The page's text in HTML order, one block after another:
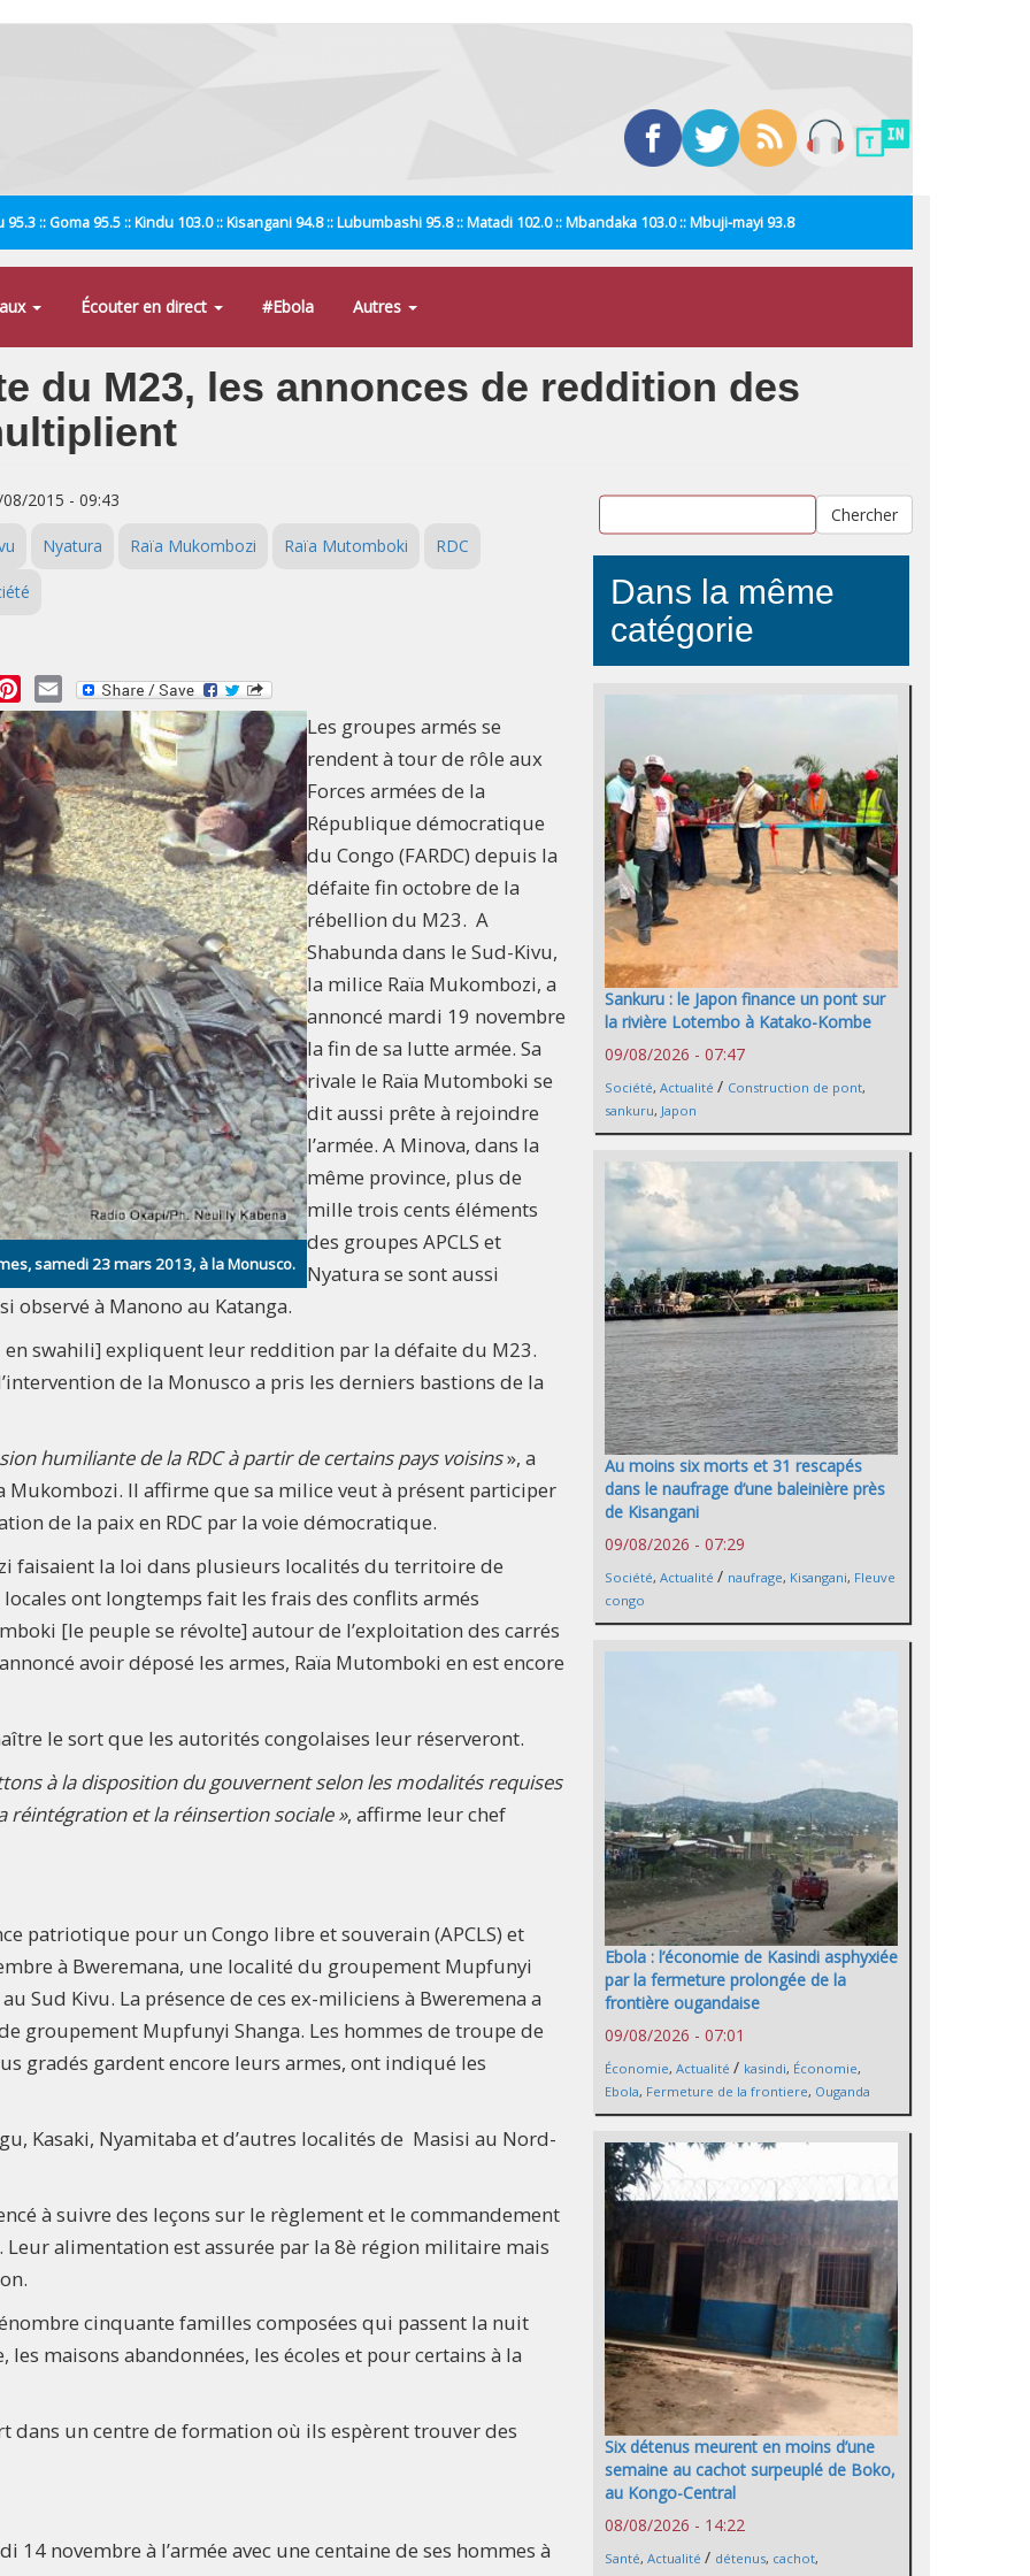
:: Goma 95.5 :: Kindu 103.0 :: Kisangani 94.8 :: Lubumbashi 95.8 :: Matadi 102.0 :: Mbandaka 103.0 :: Mbuji-mayi 93.8
Écouter en direct #Ebola Autres
du M23, les annonces de reddition des
2015 - 09:43
Nyatura Raïa Mukombozi Raïa Mutomboki RDC
Pinterest
Email
samedi 23 mars 2013, à la Monusco.
Les groupes armés se
rendent à tour de rôle aux
Forces armées de la
République démocratique
du Congo (FARDC) depuis la
défaite fin octobre de la
rébellion du M23. A
Shabunda dans le Sud-Kivu,
la milice Raïa Mukombozi, a
annoncé mardi 19 novembre
la fin de sa lutte armée. Sa
rivale le Raïa Mutomboki se
dit aussi prête à rejoindre
l’armée. A Minova, dans la
même province, plus de
mille trois cents éléments
des groupes APCLS et
Nyatura se sont aussi
observé à Manono au Katanga.
en swahili] expliquent leur reddition par la défaite du M23.
de la Monusco a pris les derniers bastions de la
humiliante de la RDC à partir de certains pays voisins», a
Mukombozi. Il affirme que sa milice veut à présent participer
de la paix en RDC par la voie démocratique.
faisaient la loi dans plusieurs localités du territoire de
ont longtemps fait les frais des conflits armés
[le peuple se révolte] autour de l’exploitation des carrés
avoir déposé les armes, Raïa Mutomboki en est encore
le sort que les autorités congolaises leur réserveront.
à la disposition du gouvernent selon les modalités requises
et la réinsertion sociale », affirme leur chef
patriotique pour un Congo libre et souverain (APCLS) et
à Bweremana, une localité du groupement Mupfunyi
Sud Kivu. La présence de ces ex-miliciens à Bweremena a
groupement Mupfunyi Shanga. Les hommes de troupe de
gradés gardent encore leurs armes, ont indiqué les
Kasaki, Nyamitaba et d’autres localités de Masisi au Nord-
à suivre des leçons sur le règlement et le commandement
Leur alimentation est assurée par la 8è région militaire mais
cinquante familles composées qui passent la nuit
les maisons abandonnées, les écoles et pour certains à la
dans un centre de formation où ils espèrent trouver des
14 novembre à l’armée avec une centaine de ses hommes à
Chercher
Dans la même
catégorie
Sankuru : le Japon finance un pont sur
la rivière Lotembo à Katako-Kombe
09/08/2026 - 07:47
Société, Actualité / Construction de pont,
sankuru, Japon
Au moins six morts et 31 rescapés
dans le naufrage d’une baleinière près
de Kisangani
09/08/2026 - 07:29
Société, Actualité / naufrage, Kisangani, Fleuve
congo
Ebola : l’économie de Kasindi asphyxiée
par la fermeture prolongée de la
frontière ougandaise
09/08/2026 - 07:01
Économie, Actualité / kasindi, Économie,
Ebola, Fermeture de la frontiere, Ouganda
Six détenus meurent en moins d’une
semaine au cachot surpeuplé de Boko,
au Kongo-Central
08/08/2026 - 14:22
Santé, Actualité / détenus, cachot,